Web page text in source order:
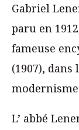
Gabriel
paru en
fameuse
(1907),
L’ abbé